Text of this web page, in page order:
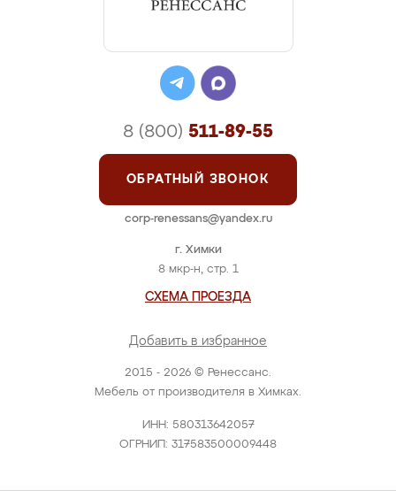
2015 - 2026 © Ренессанс.
Мебель от производителя в Химках.
ИНН: 580313642057
ОГРНИП: 317583500009448
г. Химки
8 мкр-н, стр. 1
СХЕМА ПРОЕЗДА
Добавить в избранное
8 (800) 511-89-55
ОБРАТНЫЙ ЗВОНОК
corp-renessans@yandex.ru